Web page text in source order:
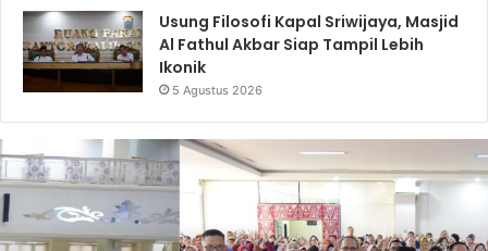
Usung Filosofi Kapal Sriwijaya, Masjid
Al Fathul Akbar Siap Tampil Lebih
Ikonik
5 Agustus 2026
Palembang
Perkuat
Daya
Saing